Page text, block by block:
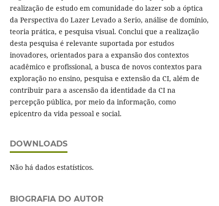
realização de estudo em comunidade do lazer sob a óptica
da Perspectiva do Lazer Levado a Serio, análise de domínio,
teoria prática, e pesquisa visual. Conclui que a realização
desta pesquisa é relevante suportada por estudos
inovadores, orientados para a expansão dos contextos
acadêmico e profissional, a busca de novos contextos para
exploração no ensino, pesquisa e extensão da CI, além de
contribuir para a ascensão da identidade da CI na
percepção pública, por meio da informação, como
epicentro da vida pessoal e social.
DOWNLOADS
Não há dados estatísticos.
BIOGRAFIA DO AUTOR